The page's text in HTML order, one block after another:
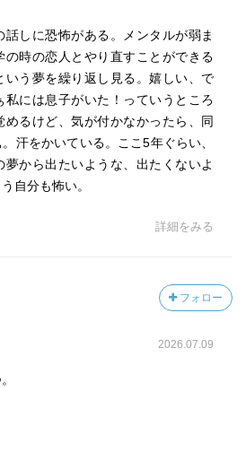
話しに恐怖がある。メンタルが弱ま
の時の恋人とやり直すことができる
いう夢を繰り返し見る。嬉しい、で
私には息子がいた！っていうところ
めるけど、気が付かなかったら、同
汗をかいている。ここ5年ぐらい、
から出たいような、出たくないよ
自分も怖い。
詳細をみる
フォロー
2026.07.09